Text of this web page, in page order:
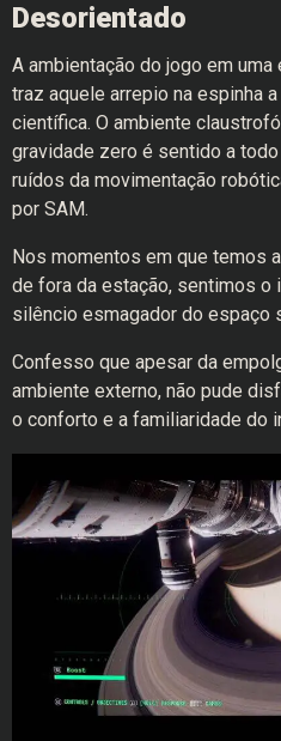
Desorientado
A ambientação do jogo em
traz aquele arrepio na espinha
científica. O ambiente
gravidade zero é sentido a
ruídos da movimentação
por SAM.
Nos momentos em que temos
de fora da estação, sentimos o
silêncio esmagador do espaço
Confesso que apesar da
ambiente externo, não pude
o conforto e a familiaridade do